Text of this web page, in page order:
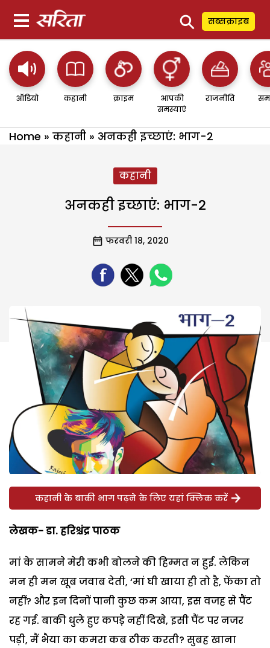
⚲ सब्सक्राइब
ऑडियो कहानी क्राइम
आपकी
समस्याएं
राजनीति
Home » कहानी » अनकही इच्छाएं: भाग-2
कहानी
अनकही इच्छाएं: भाग-2
फरवरी 18, 2020
कहानी के बाकी भाग पढ़ने के लिए यहां क्लिक करें
लेखक- डा. हरिश्चंद्र पाठक
मां के सामने मेरी कभी बोलने की हिम्मत न हुई. लेकिन
मन ही मन खूब जवाब देती, ‘मां घी खाया ही तो है, फेंका तो
नहीं? और इन दिनों पानी कुछ कम आया, इस वजह से पैंट
रह गई. बाकी धुले हुए कपडे़ नहीं दिखे, इसी पैंट पर नजर
पड़ी, मैं भैया का कमरा कब ठीक करती? सुबह खाना